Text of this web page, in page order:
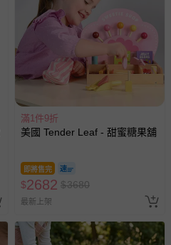
滿1件9折
美國 Tender Leaf - 甜蜜糖果舖
即將售完
$2682 $3680
最新上架